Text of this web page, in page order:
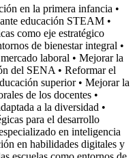
en la primera infancia •
educación STEAM •
como eje estratégico
de bienestar integral •
laboral • Mejorar la
del SENA • Reformar el
superior • Mejorar la
de los docentes •
a la diversidad •
para el desarrollo
en inteligencia
en habilidades digitales y